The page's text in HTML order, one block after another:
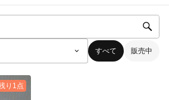
すべて 販売中
り1点